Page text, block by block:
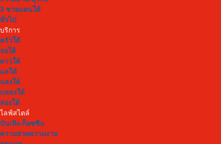
3 ชายแดนใต้
ทั่วไป
บริการ
ครัวใต้
จอใต้
ดาวใต้
แลใต้
แสงใต้
แหลงใต้
ล่องใต้
ไลฟ์สไตล์
บันเทิง-ก็อซซิบ
ความสวยความงาม